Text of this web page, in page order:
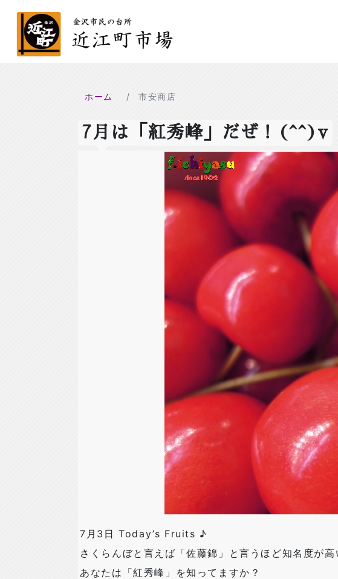
ホーム 市安商店
7月は「紅秀峰」だぜ！(^^)v
7月3日 Today’s Fruits ♪
さくらんぼと言えば「佐藤錦」と言うほど知名度が
あなたは「紅秀峰」を知ってますか？